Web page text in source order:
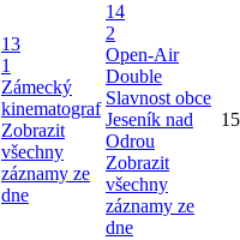
13
1
Zámecký
kinematograf
Zobrazit
všechny
záznamy ze
dne
14
2
Open-Air
Double
Slavnost obce
Jeseník nad
Odrou
Zobrazit
všechny
záznamy ze
dne
15